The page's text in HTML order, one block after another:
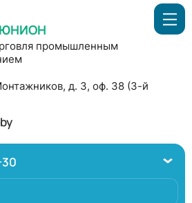
промышленным
д. 3, оф. 38 (3-й